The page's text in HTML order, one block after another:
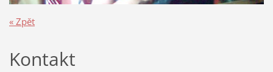
« Zpět
Kontakt